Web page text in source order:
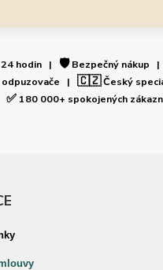
24 hodin | 🛡️Bezpečný nákup |
odpuzovače | 🇨🇿Český
✅180 000+ spokojených